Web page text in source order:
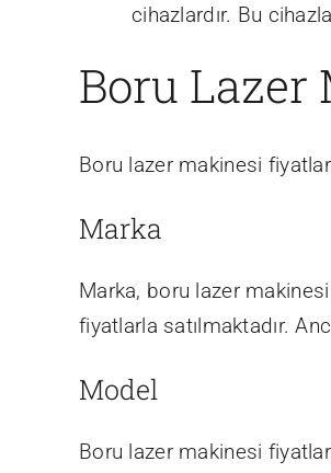
cihazlardır. Bu
Boru Lazer
Boru lazer makinesi
Marka
Marka, boru lazer
fiyatlarla satılmaktadır.
Model
Boru lazer makinesi